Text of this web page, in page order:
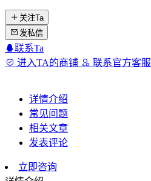
关注Ta
发私信
联系Ta
进入TA的商铺
联系官方客服
详情介绍
常见问题
相关文章
发表评论
立即咨询